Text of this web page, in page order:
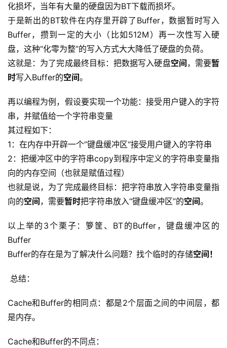
优
速
动
态
登录 注册
化损坏，当年有大量的硬盘因为BT下载而损坏。
于是新出的BT软件在内存里开辟了Buffer，数据暂时写入
Buffer，攒到一定的大小（比如512M）再一次性写入硬
盘，这种“化零为整”的写入方式大大降低了硬盘的负荷。
这就是：为了完成最终目标：把数据写入硬盘空间，需要暂
时写入Buffer的空间。
再以编程为例，假设要实现一个功能：接受用户键入的字符
串，并赋值给一个字符串变量
其过程如下：
1：在内存中开辟一个”键盘缓冲区“接受用户键入的字符串
2：把缓冲区中的字符串copy到程序中定义的字符串变量指
向的内存空间（也就是赋值过程）
也就是说，为了完成最终目标：把字符串放入字符串变量指
向的空间，需要暂时把字符串放入“键盘缓冲区”的空间。
以上举的3个栗子：箩筐、BT的Buffer，键盘缓冲区的
Buffer
Buffer的存在是为了解决什么问题？找个临时的存储空间！
总结：
Cache和Buffer的相同点：都是2个层面之间的中间层，都
是内存。
Cache和Buffer的不同点：